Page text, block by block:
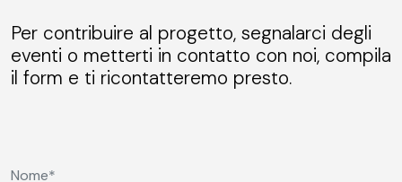
Per contribuire al progetto, segnalarci degli
eventi o metterti in contatto con noi, compila
il form e ti ricontatteremo presto.